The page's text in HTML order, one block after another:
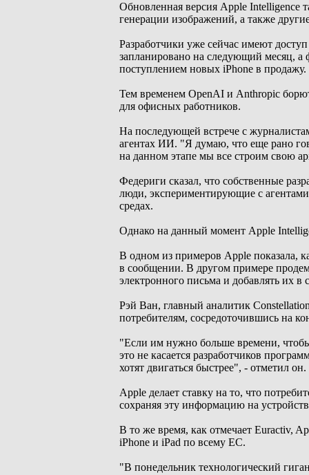
Обновленная версия Apple Intelligence
генерации изображений, а также
Разработчики уже сейчас имеют
запланировано на следующий месяц,
поступлением новых iPhone в продажу.
Тем временем OpenAI и Anthropic
для офисных работников.
На последующей встрече с
агентах ИИ. "Я думаю, что еще рано
на данном этапе мы все строим свою
Федериги сказал, что собственные
люди, экспериментирующие с
средах.
Однако на данный момент Apple
В одном из примеров Apple показала,
в сообщении. В другом примере
электронного письма и добавлять их в
Рэй Ван, главный аналитик
потребителям, сосредоточившись на
"Если им нужно больше времени, чтобы
это не касается разработчиков
хотят двигаться быстрее", - отметил он.
Apple делает ставку на то, что
сохраняя эту информацию на
В то же время, как отмечает Euractiv,
iPhone и iPad по всему ЕС.
"В понедельник технологический